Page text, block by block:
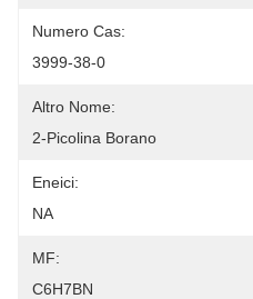
Numero Cas:
3999-38-0
Altro Nome:
2-Picolina Borano
Eneici:
NA
MF:
C6H7BN